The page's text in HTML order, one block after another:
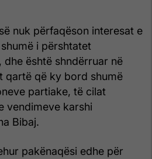
nuk përfaqëson interesat e
i përshtatet
është shndërruar në
qartë që ky bord shumë
partiake, të cilat
vendimeve karshi
Bibaj.
pakënaqësi edhe për